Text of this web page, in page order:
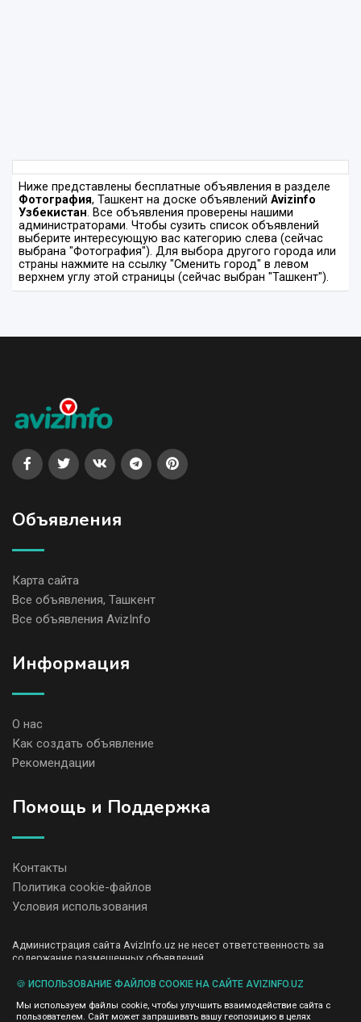
Ниже представлены бесплатные объявления в разделе
Фотография, Ташкент на доске объявлений Avizinfo
Узбекистан. Все объявления проверены нашими
администраторами. Чтобы сузить список объявлений
выберите интересующую вас категорию слева (сейчас
выбрана "Фотография"). Для выбора другого города или
страны нажмите на ссылку "Сменить город" в левом
верхнем углу этой страницы (сейчас выбран "Ташкент").
Объявления
Карта сайта
Все объявления, Ташкент
Все объявления AvizInfo
Информация
О нас
Как создать объявление
Рекомендации
Помощь и Поддержка
Контакты
Политика cookie-файлов
Условия использования
Администрация сайта AvizInfo.uz не несет ответственность за
содержание размещенных объявлений.
передаем и не продаем личную информацию зарегистрированных
правила конфиденциальности сайтов на которые ссылается
🍪 ИСПОЛЬЗОВАНИЕ ФАЙЛОВ COOKIE НА САЙТЕ AVIZINFO.UZ
Мы используем файлы cookie, чтобы улучшить взаимодействие сайта с
пользователем. Сайт может запрашивать вашу геопозицию в целях